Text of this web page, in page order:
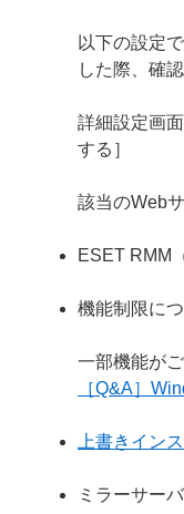
以下の設定
した際、確
詳細設定画
する］
該当のWeb
ESET RMM
機能制限に
一部機能が
［Q&A］
上書きイン
ミラーサー